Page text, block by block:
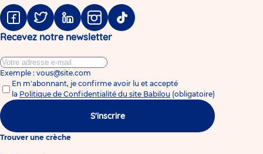
FacebookTwitter LinkedinInstagramTiktok
Recevez notre newsletter
Exemple : vous@site.com
En m'abonnant, je confirme avoir lu et accepté
la Politique de Confidentialité du site Babilou (obligatoire)
S'inscrire
Trouver une crèche